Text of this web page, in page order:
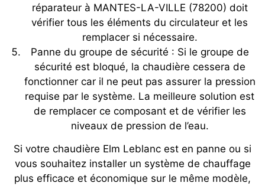
réparateur à MANTES-LA-VILLE (78200) doit
vérifier tous les éléments du circulateur et les
remplacer si nécessaire.
Panne du groupe de sécurité : Si le groupe de
sécurité est bloqué, la chaudière cessera de
fonctionner car il ne peut pas assurer la pression
requise par le système. La meilleure solution est
de remplacer ce composant et de vérifier les
niveaux de pression de l’eau.
Si votre chaudière Elm Leblanc est en panne ou si
vous souhaitez installer un système de chauffage
plus efficace et économique sur le même modèle,